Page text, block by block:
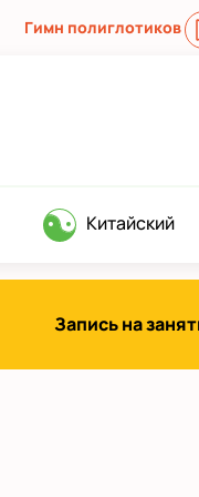
Гимн полиглотиков
Китайский
Запись на